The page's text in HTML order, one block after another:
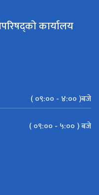
कार्यालय
( ०९:०० - ४:०० )बजे
( ०९:०० - ५:०० ) बजे